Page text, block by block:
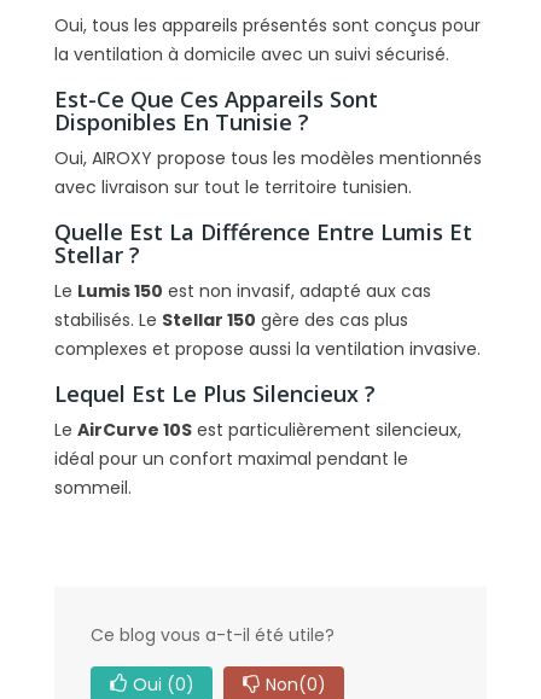
Oui, tous les appareils présentés sont conçus pour
la ventilation à domicile avec un suivi sécurisé.
Est-Ce Que Ces Appareils Sont
Disponibles En Tunisie ?
Oui, AIROXY propose tous les modèles mentionnés
avec livraison sur tout le territoire tunisien.
Quelle Est La Différence Entre Lumis Et
Stellar ?
Le Lumis 150 est non invasif, adapté aux cas
stabilisés. Le Stellar 150 gère des cas plus
complexes et propose aussi la ventilation invasive.
Lequel Est Le Plus Silencieux ?
Le AirCurve 10S est particulièrement silencieux,
idéal pour un confort maximal pendant le
sommeil.
Ce blog vous a-t-il été utile?
Oui (0) Non(0)